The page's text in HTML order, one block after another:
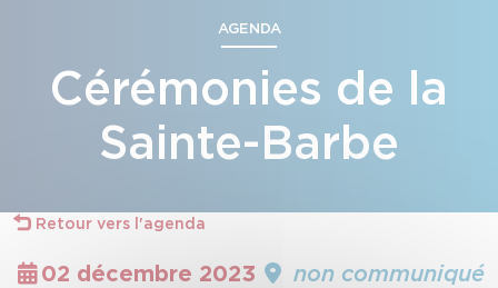
AGENDA
Cérémonies de la
Sainte-Barbe
Retour vers l'agenda
02 décembre 2023 non communiqué